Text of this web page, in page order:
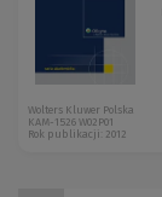
Wolters Kluwer Polska
KAM-1526 W02P01
Rok publikacji: 2012